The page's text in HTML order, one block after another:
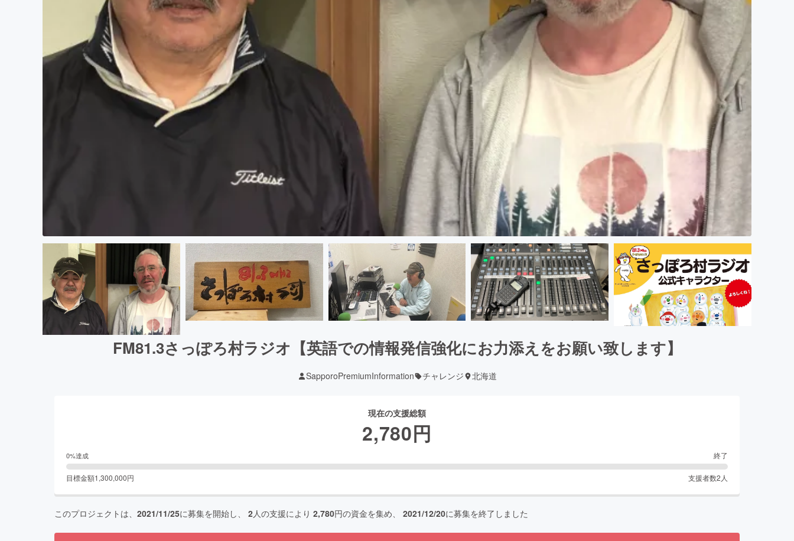
FM81.3さっぽろ村ラジオ【英語での情報発信強化にお力添えをお願い致します】
SapporoPremiumInformation チャレンジ 北海道
現在の支援総額
2,780円
0%達成 終了
目標金額1,300,000円 支援者数2 人
このプロジェクトは、 2021/11/25に募集を開始し、 2人の支援により 2,780円の資金を集め、 2021/12/20に募集を終了しました